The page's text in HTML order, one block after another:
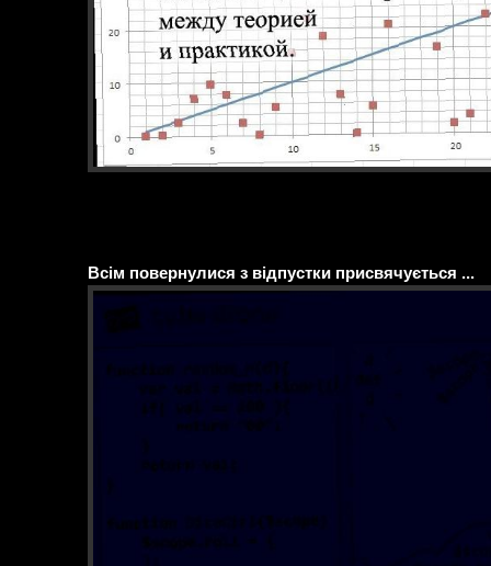
Всім повернулися з відпустки присвячується ...